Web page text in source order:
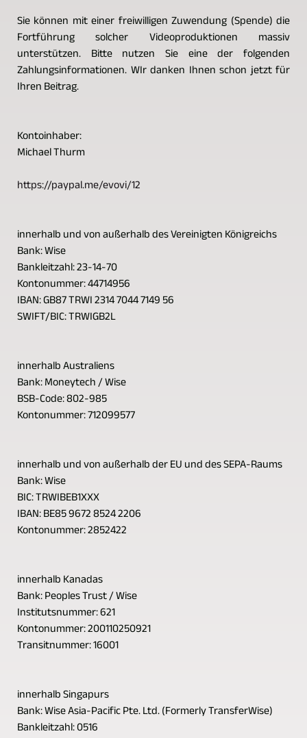
Sie können mit einer freiwilligen Zuwendung (Spende) die
Fortführung solcher Videoproduktionen massiv
unterstützen. Bitte nutzen Sie eine der folgenden
Zahlungsinformationen. WIr danken Ihnen schon jetzt für
Ihren Beitrag.
Kontoinhaber:
Michael Thurm
https://paypal.me/evovi/12
innerhalb und von außerhalb des Vereinigten Königreichs
Bank: Wise
Bankleitzahl: 23-14-70
Kontonummer: 44714956
IBAN: GB87 TRWI 2314 7044 7149 56
SWIFT/BIC: TRWIGB2L
innerhalb Australiens
Bank: Moneytech / Wise
BSB-Code: 802-985
Kontonummer: 712099577
innerhalb und von außerhalb der EU und des SEPA-Raums
Bank: Wise
BIC: TRWIBEB1XXX
IBAN: BE85 9672 8524 2206
Kontonummer: 2852422
innerhalb Kanadas
Bank: Peoples Trust / Wise
Institutsnummer: 621
Kontonummer: 200110250921
Transitnummer: 16001
innerhalb Singapurs
Bank: Wise Asia-Pacific Pte. Ltd. (Formerly TransferWise)
Bankleitzahl: 0516